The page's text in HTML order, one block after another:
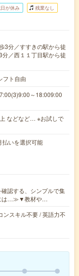
が休み 残業なし
3分／すすきの駅から徒
／西１１丁目駅から徒
フト自由
～18:009:00
などなど… ※お試しで
いを選択可能
認する、シンプルで集
は…≫▼教材や…
ンスキル不要 / 英語力不